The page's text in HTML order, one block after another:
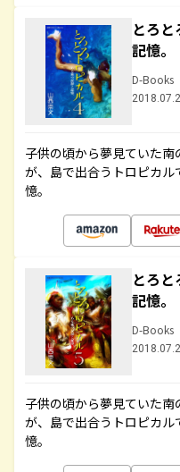
とろ
記憶
D-Books
子供の頃から夢見ていた
が、島で出合うトロピカ
憶。
とろ
記憶
D-Books
子供の頃から夢見ていた
が、島で出合うトロピカ
憶。